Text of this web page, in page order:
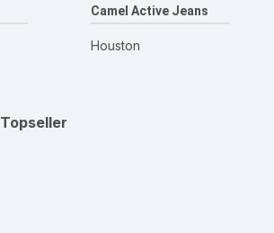
Camel Active Jeans
Houston
Topseller